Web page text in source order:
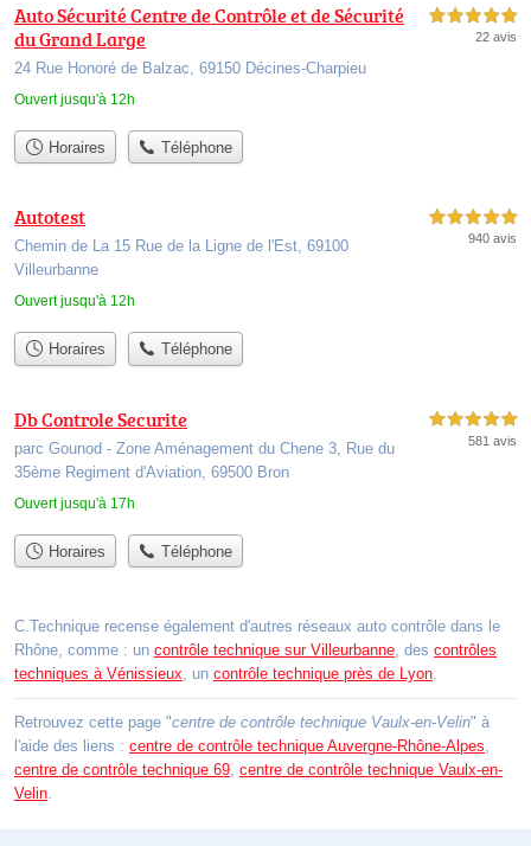
Auto Sécurité Centre de Contrôle et de Sécurité
du Grand Large
24 Rue Honoré de Balzac, 69150 Décines-Charpieu
Ouvert jusqu'à 12h
5,0 étoiles sur 5
22 avis
Horaires Téléphone
Autotest
Chemin de La 15 Rue de la Ligne de l'Est, 69100
Villeurbanne
Ouvert jusqu'à 12h
5,0 étoiles sur 5
940 avis
Horaires Téléphone
Db Controle Securite
parc Gounod - Zone Aménagement du Chene 3, Rue du
35ème Regiment d'Aviation, 69500 Bron
Ouvert jusqu'à 17h
5,0 étoiles sur 5
581 avis
Horaires Téléphone
C.Technique recense également d'autres réseaux auto contrôle dans le
Rhône, comme : un contrôle technique sur Villeurbanne, des contrôles
techniques à Vénissieux, un contrôle technique près de Lyon.
Retrouvez cette page "centre de contrôle technique Vaulx-en-Velin" à
l'aide des liens : centre de contrôle technique Auvergne-Rhône-Alpes,
centre de contrôle technique 69, centre de contrôle technique Vaulx-en-
Velin.